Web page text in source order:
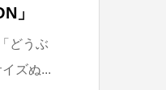
」
どうぶ
ズぬ...